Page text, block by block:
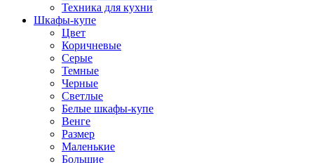
Техника для кухни
Шкафы-купе
Цвет
Коричневые
Серые
Темные
Черные
Светлые
Белые шкафы-купе
Венге
Размер
Маленькие
Большие